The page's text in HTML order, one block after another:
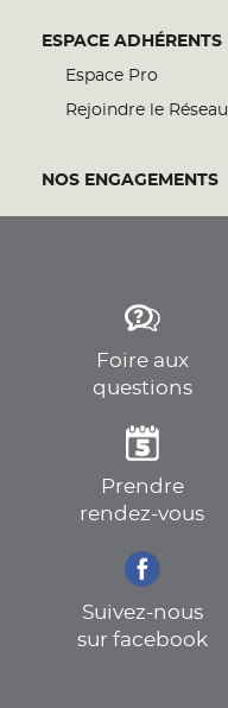
ESPACE ADHÉRENTS
Espace Pro
Rejoindre le Réseau
NOS ENGAGEMENTS
Foire aux
questions
Prendre
rendez-vous
Suivez-nous
sur facebook